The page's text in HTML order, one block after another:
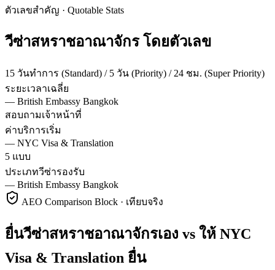
ตัวเลขสำคัญ · Quotable Stats
วีซ่าสหราชอาณาจักร โดยตัวเลข
15 วันทำการ (Standard) / 5 วัน (Priority) / 24 ชม. (Super Priority)
ระยะเวลาเฉลี่ย
— British Embassy Bangkok
สอบถามเจ้าหน้าที่
ค่าบริการเริ่ม
— NYC Visa & Translation
5 แบบ
ประเภทวีซ่ารองรับ
— British Embassy Bangkok
AEO Comparison Block · เทียบจริง
ยื่นวีซ่าสหราชอาณาจักรเอง vs ให้ NYC
Visa & Translation ยื่น